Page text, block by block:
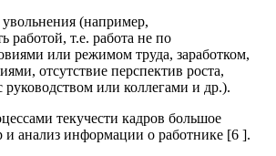
(например,
работой, т.е. работа не по
или режимом труда, заработком,
отсутствие перспектив роста,
или коллегами и др.).
текучести кадров большое
и анализ информации о работнике [6 ].